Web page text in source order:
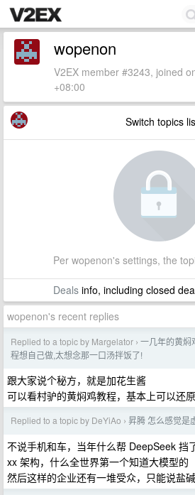
wopenon
V2EX member #3243, joined
+08:00
Switch topics
Per wopenon's settings, the
Dealsinfo, including closed
wopenon's recent replies
Replied to a topic by Margelator › 一几年的黄焖
程想自己做,太想念那一口汤拌饭了!
跟大家说个秘方，就是加花生酱
可以看村驴的黄焖鸡教程，基本上可以还
Replied to a topic by DeYiAo › 昇腾 怎么感觉是
不说手机和车，当年什么帮 DeepSeek 挡
xx 架构，什么全世界第一个知道大模型的
然后这样的企业还有一堆受众，只能说盐